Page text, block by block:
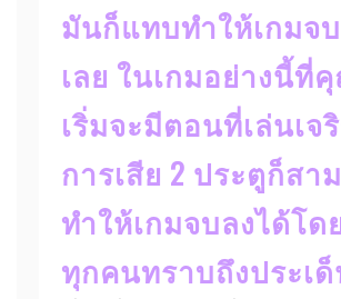
มันก็แทบทำให้เกมจ
เลย ในเกมอย่างนี้ที่
เริ่มจะมีตอนที่เล่นเจ
การเสีย 2 ประตูก็สา
ทำให้เกมจบลงได้โ
ทุกคนทราบถึงประเ